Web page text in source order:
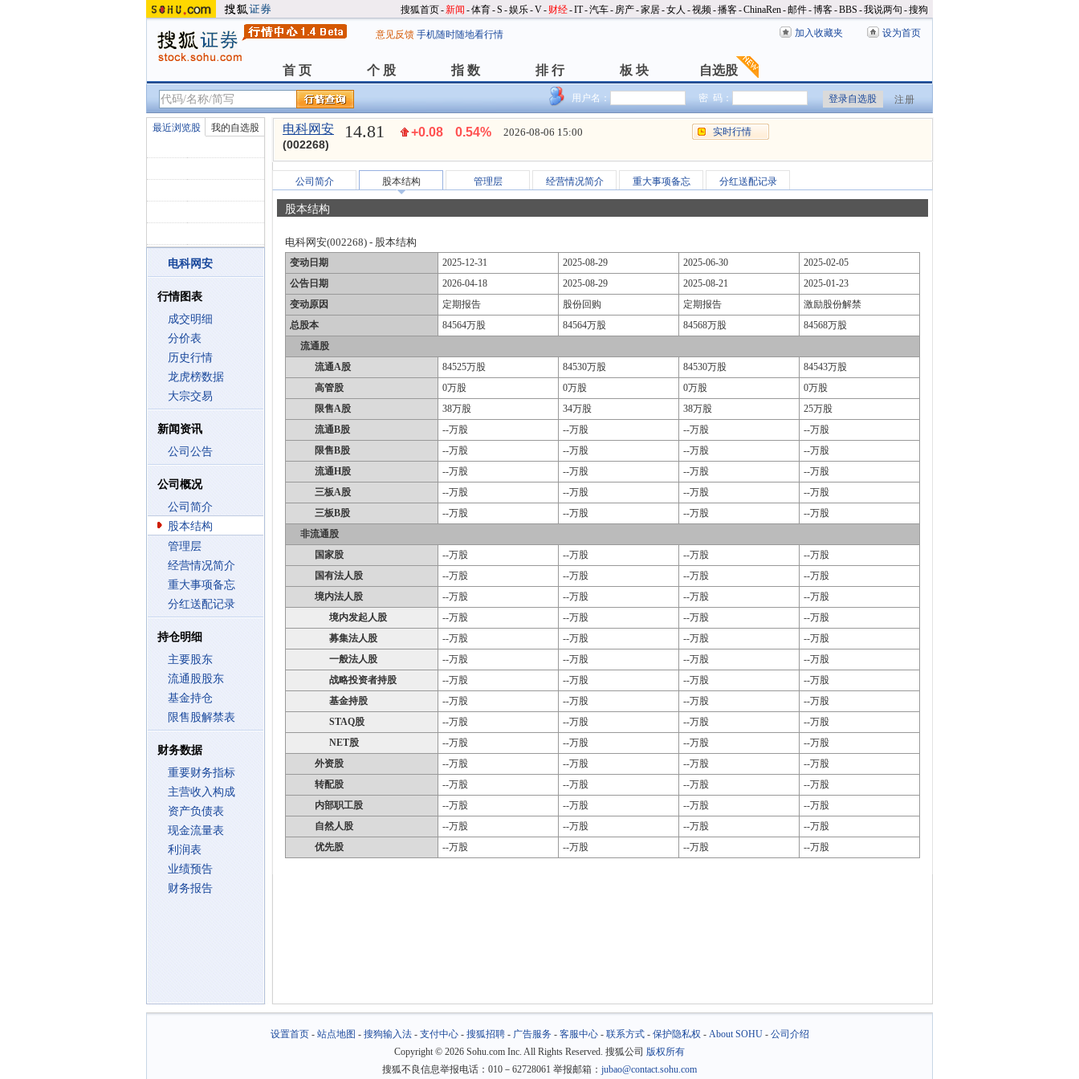
搜狐首页-新闻 -体育-S -娱乐-V- 财经-IT-汽车- 房产-家居-女人 -视频-播客-ChinaRen-邮件-博客-BBS -我说两句 -搜狗
意见反馈 手机随时随地看行情 加入收藏夹 设为首页
首 页
首 页 个 股
个 股 指 数
指 数 排 行
排 行 板 块
板 块 自选股
自选股
用户名： 密 码： 注册
最近浏览股 我的自选股
电科网安
行情图表
成交明细
分价表
历史行情
龙虎榜数据
大宗交易
新闻资讯
公司公告
公司概况
公司简介
股本结构
管理层
经营情况简介
重大事项备忘
分红送配记录
持仓明细
主要股东
流通股股东
基金持仓
限售股解禁表
财务数据
重要财务指标
主营收入构成
资产负债表
现金流量表
利润表
业绩预告
财务报告
电科网安
(002268)
14.81 +0.08 0.54% 2026-08-06 15:00 实时行情
公司简介 股本结构 管理层 经营情况简介 重大事项备忘 分红送配记录
股本结构
电科网安(002268) - 股本结构
变动日期 2025-12-31 2025-08-29 2025-06-30
2025-02-05
公告日期
2026-04-18 2025-08-29 2025-08-21
2025-01-23
变动原因
定期报告 股份回购 定期报告
激励股份解禁
总股本
84564万股 84564万股 84568万股
84568万股
流通股
流通A股
84525万股 84530万股 84530万股
84543万股
高管股
0万股 0万股 0万股
0万股
限售A股
38万股 34万股 38万股
25万股
流通B股
--万股 --万股 --万股
--万股
限售B股
--万股 --万股 --万股
--万股
流通H股
--万股 --万股 --万股
--万股
三板A股
--万股 --万股 --万股
--万股
三板B股
--万股 --万股 --万股
--万股
非流通股
国家股
--万股 --万股 --万股
--万股
国有法人股
--万股 --万股 --万股
--万股
境内法人股
--万股 --万股 --万股
--万股
境内发起人股
--万股 --万股 --万股
--万股
募集法人股
--万股 --万股 --万股
--万股
一般法人股
--万股 --万股 --万股
--万股
战略投资者持股
--万股 --万股 --万股
--万股
基金持股
--万股 --万股 --万股
--万股
STAQ股
--万股 --万股 --万股
--万股
NET股
--万股 --万股 --万股
--万股
外资股
--万股 --万股 --万股
--万股
转配股
--万股 --万股 --万股
--万股
内部职工股
--万股 --万股 --万股
--万股
自然人股
--万股 --万股 --万股
--万股
优先股
--万股 --万股 --万股 --万股
设置首页- 站点地图 - 搜狗输入法- 支付中心- 搜狐招聘- 广告服务- 客服中心- 联系方式- 保护隐私权 - About SOHU- 公司介绍
Copyright © 2026 Sohu.com Inc. All Rights Reserved. 搜狐公司 版权所有
搜狐不良信息举报电话：010－62728061 举报邮箱： jubao@contact.sohu.com